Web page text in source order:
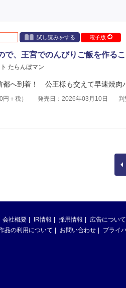
試し読みをする 電子版
で、王宮でのんびりご飯を作る
たらんぼマン
都へ到着！ 公王様も交えて早速焼肉
円＋税） 発売日：2026年03月10日 判
会社概要 IR情報 採用情報 広告について
品の利用について
お問い合わせ プライ